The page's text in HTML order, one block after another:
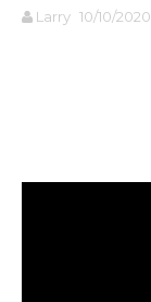
Larry 10/10/2020